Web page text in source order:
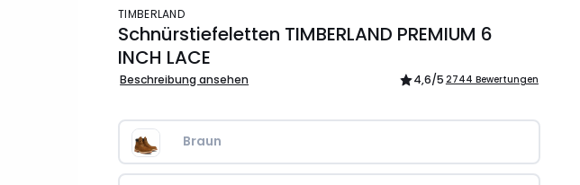
TIMBERLAND
Schnürstiefeletten TIMBERLAND PREMIUM 6
INCH LACE
Beschreibung ansehen 4,6/5 2744 Bewertungen
Braun